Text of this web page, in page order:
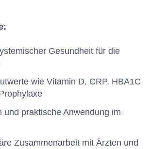
Gesundheit für die
wie Vitamin D, CRP, HBA1C
und praktische Anwendung im
Zusammenarbeit mit Ärzten und